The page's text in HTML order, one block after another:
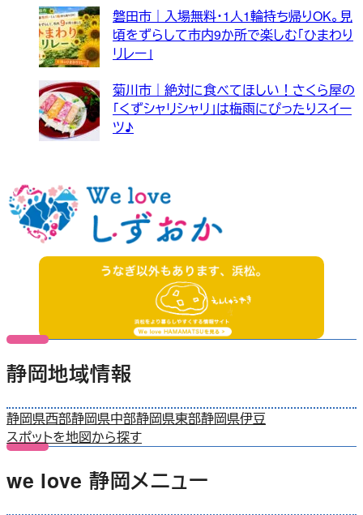
磐田市｜入場無料・1人1輪持ち帰りOK。見
頃をずらして市内9か所で楽しむ「ひまわり
リレー」
菊川市｜絶対に食べてほしい！さくら屋の
「くずシャリシャリ」は梅雨にぴったりスイー
ツ♪
静岡地域情報
静岡県西部静岡県中部静岡県東部静岡県伊豆
スポットを地図から探す
we love 静岡メニュー